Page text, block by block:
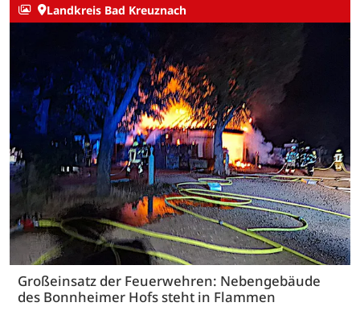
Landkreis Bad Kreuznach
Großeinsatz der Feuerwehren: Nebengebäude
des Bonnheimer Hofs steht in Flammen